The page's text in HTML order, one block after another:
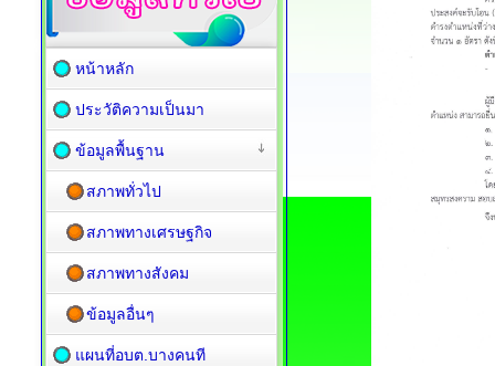
หน้าหลัก
ประวัติความเป็นมา
ข้อมูลพื้นฐาน
สภาพทั่วไป
สภาพทางเศรษฐกิจ
สภาพทางสังคม
ข้อมูลอื่นๆ
แผนที่อบต.บางคนที